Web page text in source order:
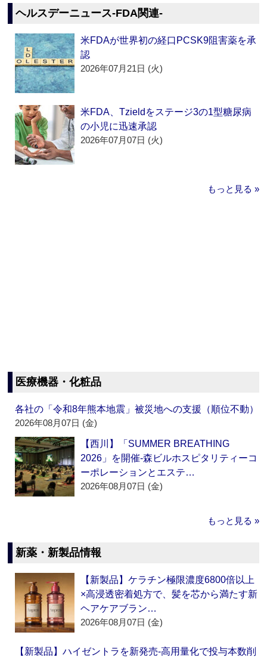
ヘルスデーニュース‐FDA関連‐
米FDAが世界初の経口PCSK9阻害薬を承
認
2026年07月21日 (火)
米FDA、Tzieldをステージ3の1型糖尿病
の小児に迅速承認
2026年07月07日 (火)
もっと見る »
医療機器・化粧品
各社の「令和8年熊本地震」被災地への支援（順位不動）
2026年08月07日 (金)
【西川】「SUMMER BREATHING
2026」を開催‐森ビルホスピタリティーコ
ーポレーションとエステ…
2026年08月07日 (金)
もっと見る »
新薬・新製品情報
【新製品】ケラチン極限濃度6800倍以上
×高浸透密着処方で、髪を芯から満たす新
ヘアケアブラン…
2026年08月07日 (金)
【新製品】ハイゼントラを新発売‐高用量化で投与本数削